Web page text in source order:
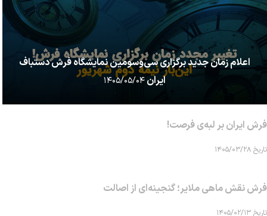
اعلام زمان جدید برگزاری سی‌وسومین نمایشگاه فرش دستباف
ایران۱۴۰۵/۰۵/۰۴
فرش ایران بر لبه‌ی فرصت!
تاریخ ۱۴۰۵/۰۳/۲۸
فرش نقش ماهی‌ ملایر؛ گنجینه‌ای از اصالت
تاریخ ۱۴۰۵/۰۲/۱۳